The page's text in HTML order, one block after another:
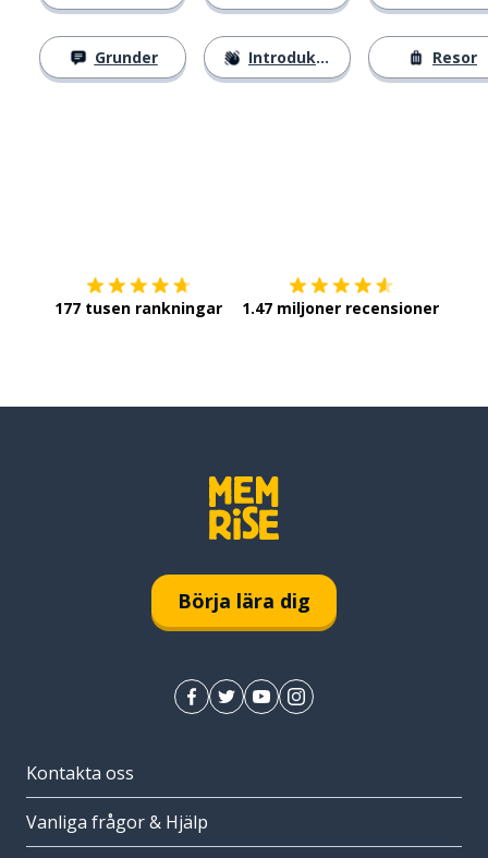
Grunder Introduktion Resor
177 tusen rankningar 1.47 miljoner recensioner
Börja lära dig
Kontakta oss
Vanliga frågor & Hjälp